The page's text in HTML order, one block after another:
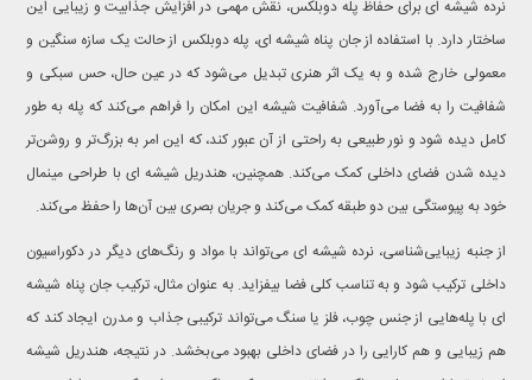
نرده شیشه ای برای حفاظ پله دوبلکس، نقش مهمی در افزایش جذابیت و زیبایی این
ساختار دارد. با استفاده از جان پناه شیشه ای، پله دوبلکس از حالت یک سازه سنگین و
معمولی خارج شده و به یک اثر هنری تبدیل می‌شود که در عین حال، حس سبکی و
شفافیت را به فضا می‌آورد. شفافیت شیشه این امکان را فراهم می‌کند که پله به طور
کامل دیده شود و نور طبیعی به راحتی از آن عبور کند، که این امر به بزرگ‌تر و روشن‌تر
دیده شدن فضای داخلی کمک می‌کند. همچنین، هندریل شیشه ای با طراحی مینمال
خود به پیوستگی بین دو طبقه کمک می‌کند و جریان بصری بین آن‌ها را حفظ می‌کند.
از جنبه زیبایی‌شناسی، نرده شیشه ای می‌تواند با مواد و رنگ‌های دیگر در دکوراسیون
داخلی ترکیب شود و به تناسب کلی فضا بیفزاید. به عنوان مثال، ترکیب جان پناه شیشه
ای با پله‌هایی از جنس چوب، فلز یا سنگ می‌تواند ترکیبی جذاب و مدرن ایجاد کند که
هم زیبایی و هم کارایی را در فضای داخلی بهبود می‌بخشد. در نتیجه، هندریل شیشه